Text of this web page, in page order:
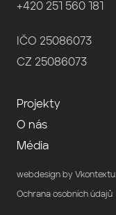
Projekty
O nás
Média
+420 251 560 181
IČO 25086073
CZ 25086073
webdesign by Vkontextu
Ochrana osobních údajů